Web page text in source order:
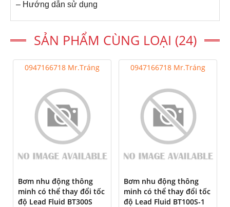
– Hướng dẫn sử dụng
SẢN PHẨM CÙNG LOẠI (24)
0947166718 Mr.Tráng
Bơm nhu động thông
minh có thể thay đổi tốc
độ Lead Fluid BT300S
0947166718 Mr.Tráng
Bơm nhu động thông
minh có thể thay đổi tốc
độ Lead Fluid BT100S-1